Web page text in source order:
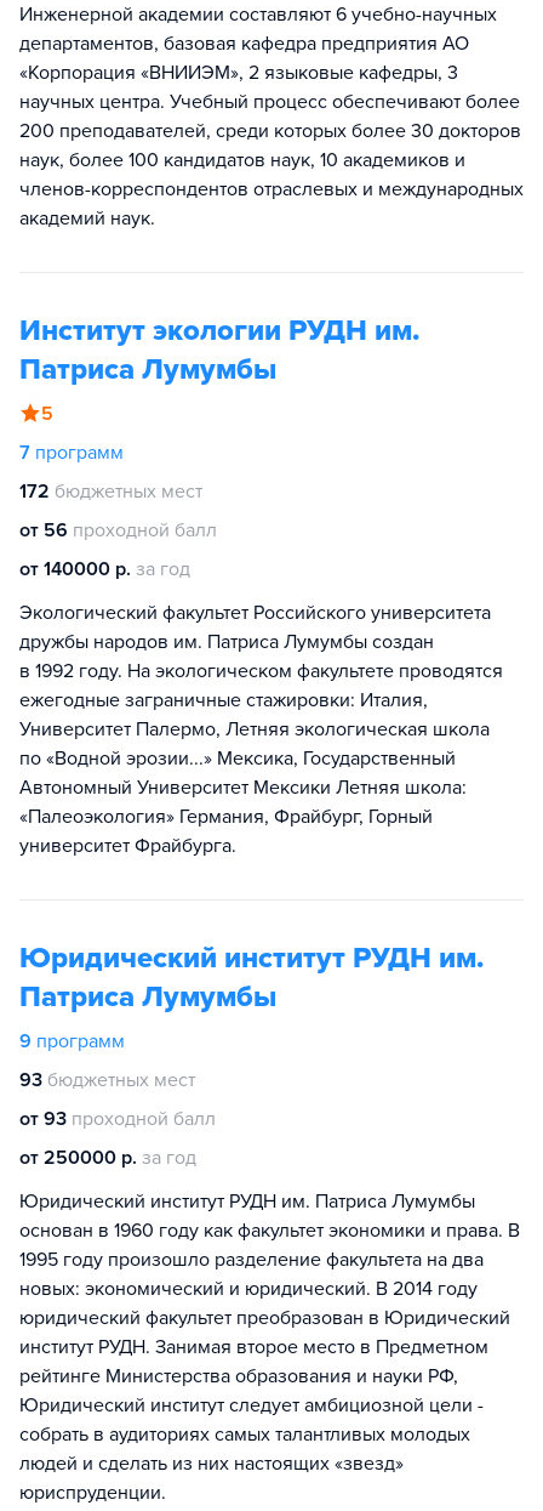
Инженерной академии составляют 6 учебно-научных
департаментов, базовая кафедра предприятия АО
«Корпорация «ВНИИЭМ», 2 языковые кафедры, 3
научных центра. Учебный процесс обеспечивают более
200 преподавателей, среди которых более 30 докторов
наук, более 100 кандидатов наук, 10 академиков и
членов-корреспондентов отраслевых и международных
академий наук.
Институт экологии РУДН им.
Патриса Лумумбы
5
7 программ
172 бюджетных мест
от 56 проходной балл
от 140000 р. за год
Экологический факультет Российского университета
дружбы народов им. Патриса Лумумбы создан
в 1992 году. На экологическом факультете проводятся
ежегодные заграничные стажировки: Италия,
Университет Палермо, Летняя экологическая школа
по «Водной эрозии...» Мексика, Государственный
Автономный Университет Мексики Летняя школа:
«Палеоэкология» Германия, Фрайбург, Горный
университет Фрайбурга.
Юридический институт РУДН им.
Патриса Лумумбы
9 программ
93 бюджетных мест
от 93 проходной балл
от 250000 р. за год
Юридический институт РУДН им. Патриса Лумумбы
основан в 1960 году как факультет экономики и права. В
1995 году произошло разделение факультета на два
новых: экономический и юридический. В 2014 году
юридический факультет преобразован в Юридический
институт РУДН. Занимая второе место в Предметном
рейтинге Министерства образования и науки РФ,
Юридический институт следует амбициозной цели -
собрать в аудиториях самых талантливых молодых
людей и сделать из них настоящих «звезд»
юриспруденции.